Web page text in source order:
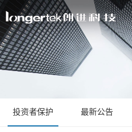
投资者保护 最新公告